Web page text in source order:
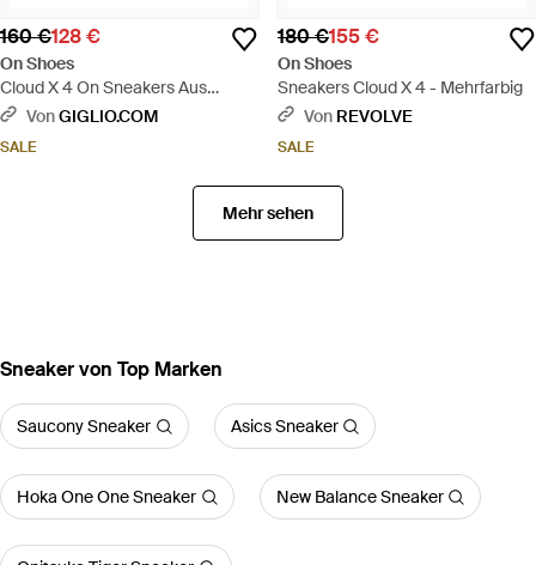
160 €128 €
On Shoes
Cloud X 4 On Sneakers Aus
Recyceltem Mesh - Schwarz
VonGIGLIO.COM
SALE
180 €155 €
On Shoes
Sneakers Cloud X 4 - Mehrfarbig
Von REVOLVE
SALE
Mehr sehen
Sneaker von Top Marken
Saucony Sneaker Asics Sneaker
Hoka One One Sneaker New Balance Sneaker